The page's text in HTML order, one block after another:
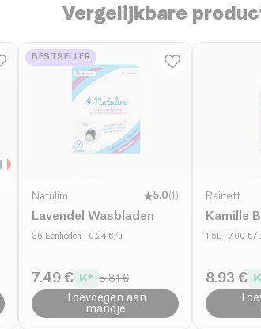
Vergelijkbare
BESTSELLER
Natulim 5.0(1 )
Lavendel Wasbladen
36 Eenheden | 0.24 €/u
7.49 € 8.81 €
Toevoegen aan
mandje
Rainett
Kamille
1.5L | 7.00 €/L
8.93 €